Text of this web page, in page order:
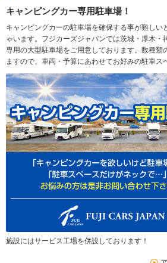
キャンピングカー専用駐車場！
キャンピングカーの駐車場を確保する事が難しい
ゃいます。フジカーズジャパンでは茨城・厚木・
専用の大型駐車場をご用意しております。数種類
ますので、車両・予算にあわせてお好みの駐車ス
施設にはサービス工場を併設しております！